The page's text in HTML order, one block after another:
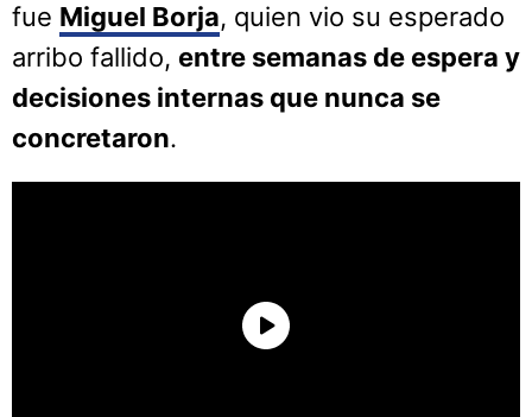
fue Miguel Borja, quien vio su esperado
arribo fallido, entre semanas de espera y
decisiones internas que nunca se
concretaron.